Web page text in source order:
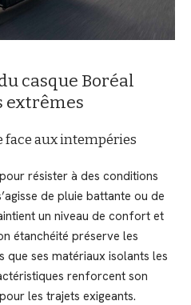
casque Boréal
extrêmes
face aux intempéries
résister à des conditions
de pluie battante ou de
un niveau de confort et
étanchéité préserve les
que ses matériaux isolants les
renforcent son
les trajets exigeants.